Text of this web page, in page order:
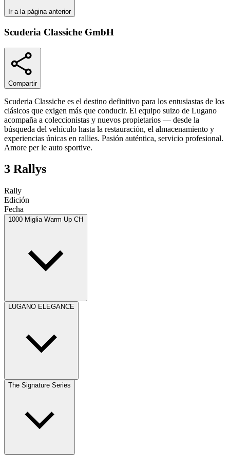
Ir a la página anterior
Scuderia Classiche GmbH
Compartir
Scuderia Classiche es el destino definitivo para los entusiastas de los
clásicos que exigen más que conducir. El equipo suizo de Lugano
acompaña a coleccionistas y nuevos propietarios — desde la
búsqueda del vehículo hasta la restauración, el almacenamiento y
experiencias únicas en rallies. Pasión auténtica, servicio profesional.
Amore per le auto sportive.
3 Rallys
Rally
Edición
Fecha
1000 Miglia Warm Up CH
LUGANO ELEGANCE
The Signature Series